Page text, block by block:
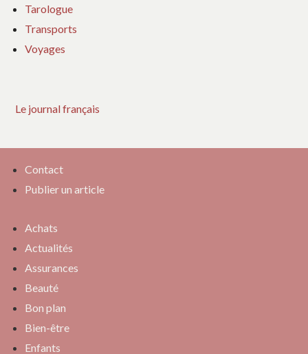
Tarologue
Transports
Voyages
Le journal français
Contact
Publier un article
Achats
Actualités
Assurances
Beauté
Bon plan
Bien-être
Enfants